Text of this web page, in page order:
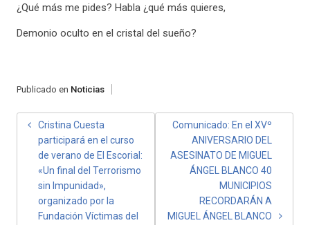
¿Qué más me pides? Habla ¿qué más quieres,
Demonio oculto en el cristal del sueño?
Publicado en Noticias
NAVEGACIÓN
ENTRADAS
Cristina Cuesta
participará en el curso
de verano de El Escorial:
«Un final del Terrorismo
sin Impunidad»,
organizado por la
Fundación Víctimas del
Comunicado: En el XVº
ANIVERSARIO DEL
ASESINATO DE MIGUEL
ÁNGEL BLANCO 40
MUNICIPIOS
RECORDARÁN A
MIGUEL ÁNGEL BLANCO